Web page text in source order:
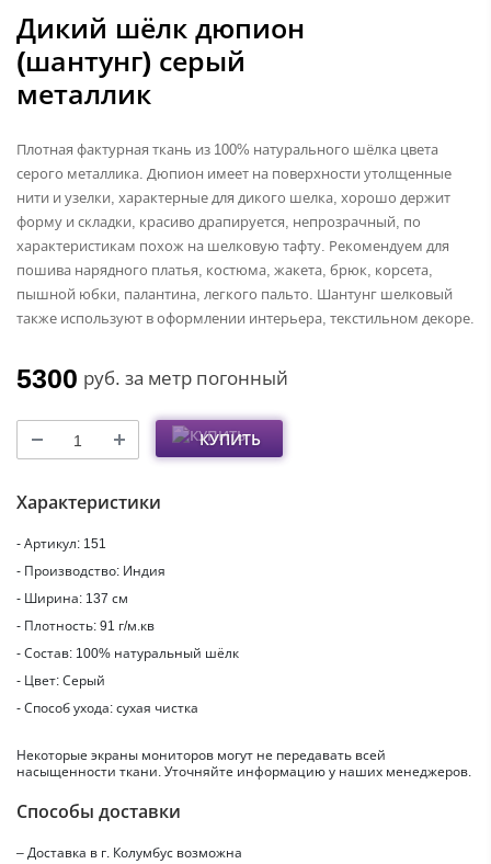
Дикий шёлк дюпион
(шантунг) серый
металлик
Плотная фактурная ткань из 100% натурального шёлка цвета
серого металлика. Дюпион имеет на поверхности утолщенные
нити и узелки, характерные для дикого шелка, хорошо держит
форму и складки, красиво драпируется, непрозрачный, по
характеристикам похож на шелковую тафту. Рекомендуем для
пошива нарядного платья, костюма, жакета, брюк, корсета,
пышной юбки, палантина, легкого пальто. Шантунг шелковый
также используют в оформлении интерьера, текстильном декоре.
5300 руб. за метр погонный
КУПИТЬ
Характеристики
- Артикул: 151
- Производство: Индия
- Ширина: 137 см
- Плотность: 91 г/м.кв
- Состав: 100% натуральный шёлк
- Цвет: Серый
- Способ ухода: сухая чистка
Некоторые экраны мониторов могут не передавать всей
насыщенности ткани. Уточняйте информацию у наших менеджеров.
Способы доставки
– Доставка в г. Колумбус возможна